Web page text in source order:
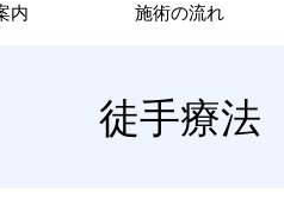
内 施術の流れ
徒手療法